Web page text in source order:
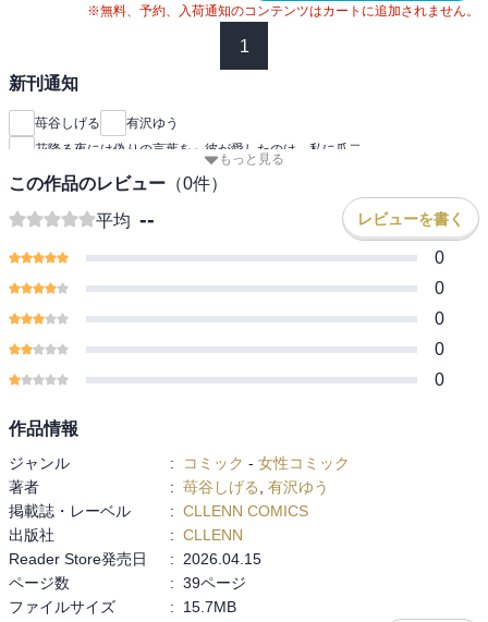
※無料、予約、入荷通知のコンテンツはカートに追加されません。
1
新刊通知
苺谷しげる
有沢ゆう
花降る夜には偽りの言葉を～彼が愛したのは、私に瓜二
もっと見る
この作品のレビュー （0件）
平均 -- レビューを書く
0
0
0
0
0
作品情報
ジャンル : コミック - 女性コミック
著者
: 苺谷しげる
有沢ゆう
掲載誌・レーベル
: CLLENN COMICS
出版社
: CLLENN
Reader Store発売日
:
2026.04.15
ページ数
: 39ページ
ファイルサイズ
: 15.7MB